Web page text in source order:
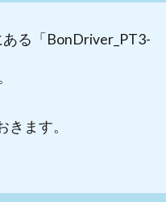
る「BonDriver_PT3-
ます。